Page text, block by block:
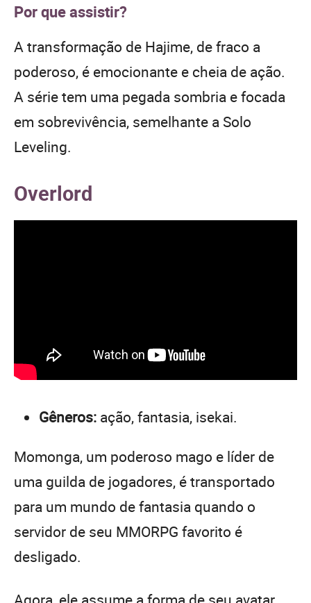
Por que assistir?
A transformação de Hajime, de fraco a
poderoso, é emocionante e cheia de ação.
A série tem uma pegada sombria e focada
em sobrevivência, semelhante a Solo
Leveling.
Overlord
Gêneros: ação, fantasia, isekai.
Momonga, um poderoso mago e líder de
uma guilda de jogadores, é transportado
para um mundo de fantasia quando o
servidor de seu MMORPG favorito é
desligado.